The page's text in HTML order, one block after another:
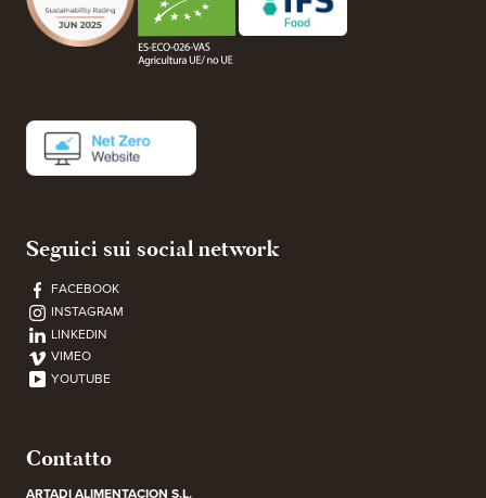
Seguici sui social network
FACEBOOK
INSTAGRAM
LINKEDIN
VIMEO
YOUTUBE
Contatto
ARTADI ALIMENTACION S.L.